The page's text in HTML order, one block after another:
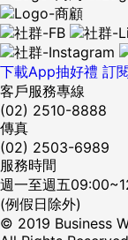
下載App抽好禮 訂
客戶服務專線
(02) 2510-8888
傳真
(02) 2503-6989
服務時間
週一至週五
(例假日除外)
© 2019 Business